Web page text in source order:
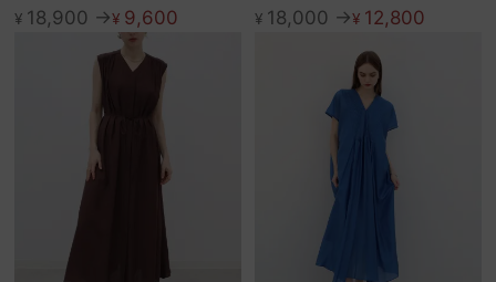
¥18,900 →¥9,600 ¥18,000 →¥12,800